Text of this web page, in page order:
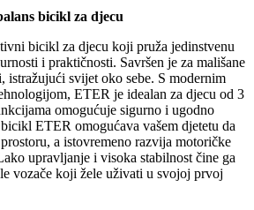
bicikl za djecu
bicikl za djecu koji pruža jedinstvenu
i praktičnosti. Savršen je za mališane
svijet oko sebe. S modernim
ETER je idealan za djecu od 3
omogućuje sigurno i ugodno
ETER omogućava vašem djetetu da
a istovremeno razvija motoričke
upravljanje i visoka stabilnost čine ga
vozače koji žele uživati u svojoj prvoj